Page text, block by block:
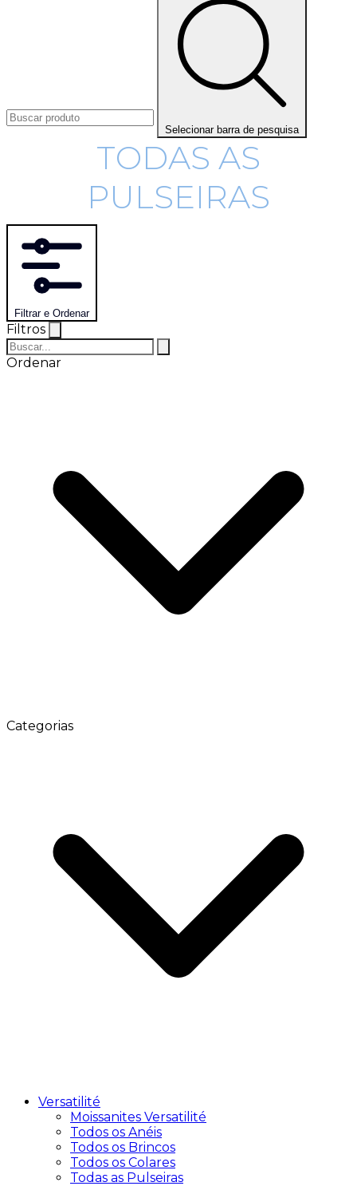
Selecionar barra de pesquisa
TODAS AS
PULSEIRAS
Filtrar e Ordenar
Filtros
Ordenar
Categorias
Versatilité
Moissanites Versatilité
Todos os Anéis
Todos os Brincos
Todos os Colares
Todas as Pulseiras